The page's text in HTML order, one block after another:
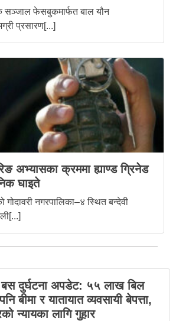
सञ्जाल फेसबुकमार्फत बाल यौन
प्रसारण[...]
अभ्यासका क्रममा ह्याण्ड ग्रिनेड
घाइते
नगरपालिका–४ स्थित बन्देवी
बस दुर्घटना अपडेट: ५५ लाख बिल
बीमा र यातायात व्यवसायी बेपत्ता,
न्यायका लागि गुहार